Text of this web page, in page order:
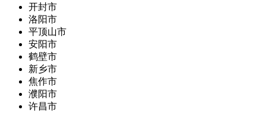
开封市
洛阳市
平顶山市
安阳市
鹤壁市
新乡市
焦作市
濮阳市
许昌市